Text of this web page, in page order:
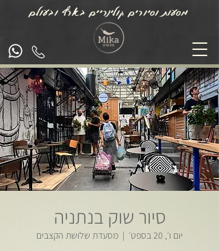
מסעות וסיורים קולינריים בארץ ובעולם
סיור שוק בנתניה
יום ו׳, 20 בספט׳
  |
מסעדת שלושת הקצבים